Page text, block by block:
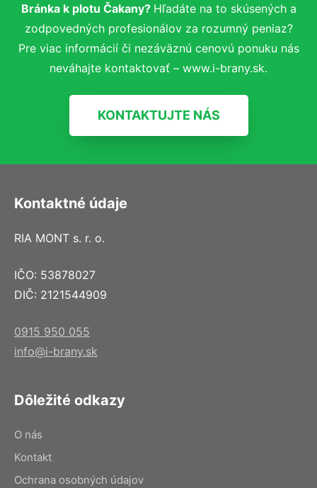
Bránka k plotu Čakany? Hľadáte na to skúsených a
zodpovedných profesionálov za rozumný peniaz?
Pre viac informácií či nezáväznú cenovú ponuku nás
neváhajte kontaktovať – www.i-brany.sk.
KONTAKTUJTE NÁS
Kontaktné údaje
RIA MONT s. r. o.
IČO: 53878027
DIČ: 2121544909
0915 950 055
info@i-brany.sk
Dôležité odkazy
O nás
Kontakt
Ochrana osobných údajov